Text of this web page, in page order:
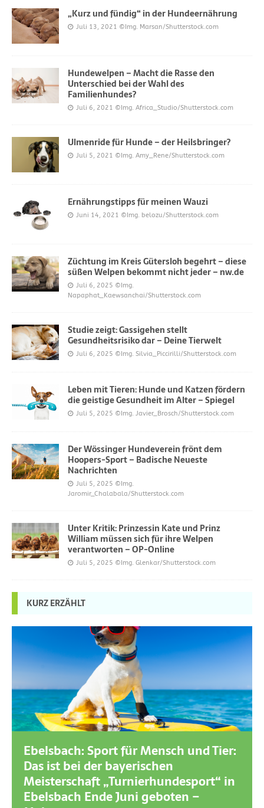
„Kurz und fündig“ in der Hundeernährung
Juli 13, 2021 ©Img. Marsan/Shutterstock.com
Hundewelpen – Macht die Rasse den
Unterschied bei der Wahl des
Familienhundes?
Juli 6, 2021 ©Img. Africa_Studio/Shutterstock.com
Ulmenride für Hunde – der Heilsbringer?
Juli 5, 2021 ©Img. Amy_Rene/Shutterstock.com
Ernährungstipps für meinen Wauzi
Juni 14, 2021 ©Img. belozu/Shutterstock.com
Züchtung im Kreis Gütersloh begehrt – diese
süßen Welpen bekommt nicht jeder – nw.de
Juli 6, 2025 ©Img.
Napaphat_Kaewsanchai/Shutterstock.com
Studie zeigt: Gassigehen stellt
Gesundheitsrisiko dar – Deine Tierwelt
Juli 6, 2025 ©Img. Silvia_Piccirilli/Shutterstock.com
Leben mit Tieren: Hunde und Katzen fördern
die geistige Gesundheit im Alter – Spiegel
Juli 5, 2025 ©Img. Javier_Brosch/Shutterstock.com
Der Wössinger Hundeverein frönt dem
Hoopers-Sport – Badische Neueste
Nachrichten
Juli 5, 2025 ©Img.
Jaromir_Chalabala/Shutterstock.com
Unter Kritik: Prinzessin Kate und Prinz
William müssen sich für ihre Welpen
verantworten – OP-Online
Juli 5, 2025 ©Img. Glenkar/Shutterstock.com
KURZ ERZÄHLT
Ebelsbach: Sport für Mensch und Tier:
Das ist bei der bayerischen
Meisterschaft „Turnierhundesport“ in
Ebelsbach Ende Juni geboten –